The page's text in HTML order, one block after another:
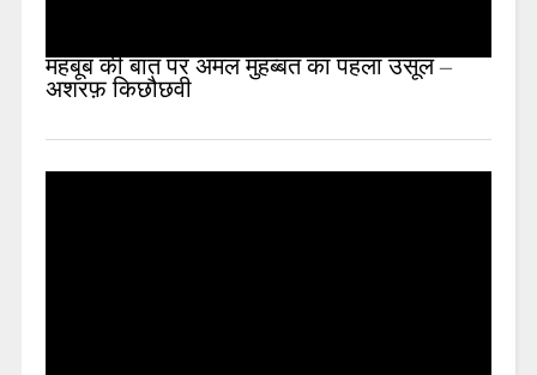
महबूब की बात पर अमल मुहब्बत का पहला उसूल –
अशरफ़ किछौछवी